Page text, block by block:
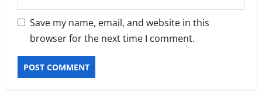
Save my name, email, and website in this
browser for the next time I comment.